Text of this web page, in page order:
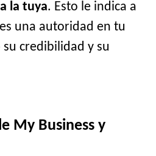
la tuya. Esto le indica a
una autoridad en tu
credibilidad y su
My Business y